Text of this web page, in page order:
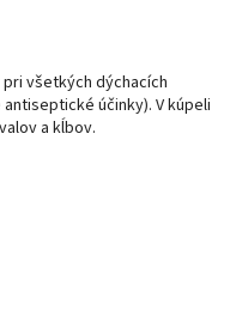
všetkých dýchacích
účinky). V kúpeli
a kĺbov.